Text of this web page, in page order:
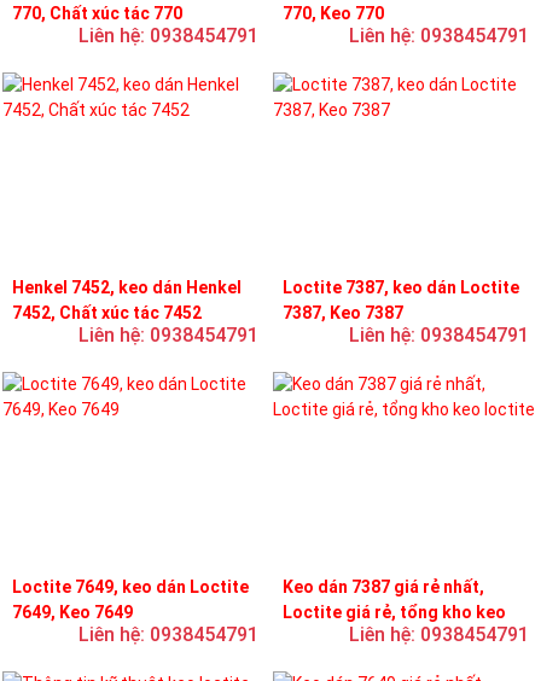
770, Chất xúc tác 770
Liên hệ: 0938454791
770, Keo 770
Liên hệ: 0938454791
Henkel 7452, keo dán Henkel
7452, Chất xúc tác 7452
Liên hệ: 0938454791
Loctite 7387, keo dán Loctite
7387, Keo 7387
Liên hệ: 0938454791
Loctite 7649, keo dán Loctite
7649, Keo 7649
Liên hệ: 0938454791
Keo dán 7387 giá rẻ nhất,
Loctite giá rẻ, tổng kho keo
Liên hệ: 0938454791